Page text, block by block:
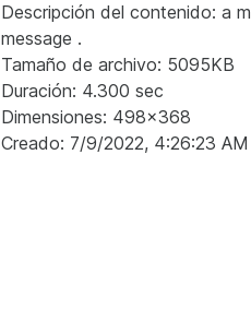
Descripción del contenido: a
message .
Tamaño de archivo: 5095KB
Duración: 4.300 sec
Dimensiones: 498x368
Creado: 7/9/2022, 4:26:23 AM